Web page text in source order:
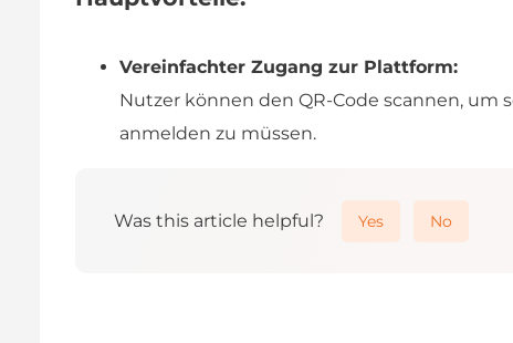
Vereinfachter Zugang zur Plattform:
Nutzer können den QR-Code scannen, um
anmelden zu müssen.
Was this article helpful? Yes No